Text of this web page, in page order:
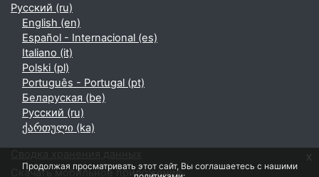
Русский ‎(ru)‎
English ‎(en)‎
Español - Internacional ‎(es)‎
Italiano ‎(it)‎
Polski ‎(pl)‎
Português - Portugal ‎(pt)‎
Беларуская ‎(be)‎
Русский ‎(ru)‎
ქართული ‎(ka)‎
Скачать мобильное приложение
Продолжая просматривать этот сайт, Вы соглашаетесь с нашими
x